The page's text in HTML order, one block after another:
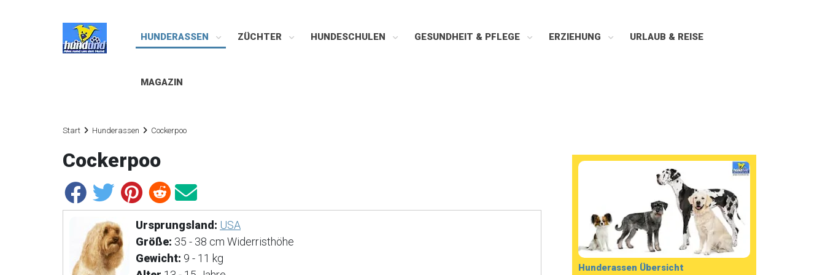
HUNDERASSEN ZÜCHTER HUNDESCHULEN GESUNDHEIT & PFLEGE ERZIEHUNG URLAUB & REISE
MAGAZIN
Start Hunderassen Cockerpoo
Cockerpoo
Ursprungsland: USA
Größe: 35 - 38 cm Widerristhöhe
Gewicht: 9 - 11 kg
Hunderassen Übersicht